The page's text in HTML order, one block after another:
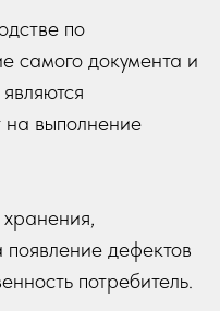
по
самого документа и
на выполнение
дефектов
потребитель.